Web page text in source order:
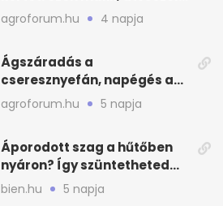
e a hőséget
agroforum.hu 4 napja
Ágszáradás a
cseresznyefán, napégés a
kajszin: mit tehetsz most?
agroforum.hu 5 napja
Áporodott szag a hűtőben
nyáron? Így szüntetheted
meg olcsón
bien.hu 5 napja